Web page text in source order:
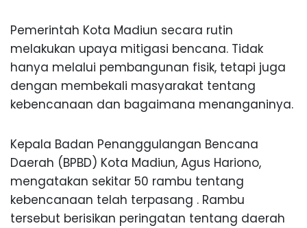
Pemerintah Kota Madiun secara rutin
melakukan upaya mitigasi bencana. Tidak
hanya melalui pembangunan fisik, tetapi juga
dengan membekali masyarakat tentang
kebencanaan dan bagaimana menanganinya.
Kepala Badan Penanggulangan Bencana
Daerah (BPBD) Kota Madiun, Agus Hariono,
mengatakan sekitar 50 rambu tentang
kebencanaan telah terpasang . Rambu
tersebut berisikan peringatan tentang daerah